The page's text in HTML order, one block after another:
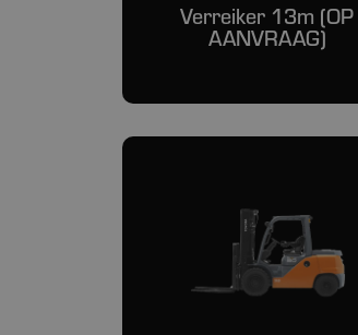
Verreiker 13m (OP
AANVRAAG)